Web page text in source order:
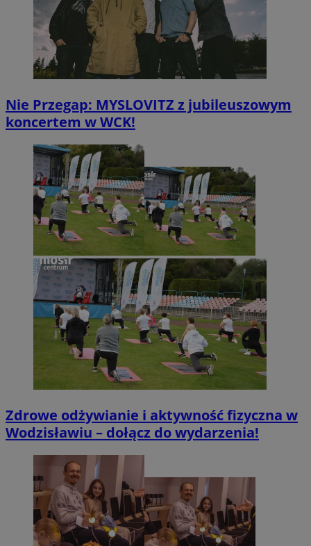
Nie Przegap: MYSLOVITZ z jubileuszowym
koncertem w WCK!
Zdrowe odżywianie i aktywność fizyczna w
Wodzisławiu – dołącz do wydarzenia!